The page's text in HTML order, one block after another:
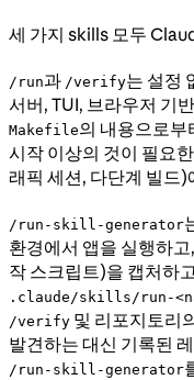
세 가지 skills 모두
/run과 /verify는 설정
서버, TUI, 브라우저 기
Makefile의 내용으로부
시작 이상의 것이 필요
래픽 세션, 다단계 빌드
/run-skill-generator
환경에서 앱을 실행하
작 스크립트)을 캡처하
.claude/skills/run-
/verify 및 리포지토리
발견하는 대신 기록된
/run-skill-generator